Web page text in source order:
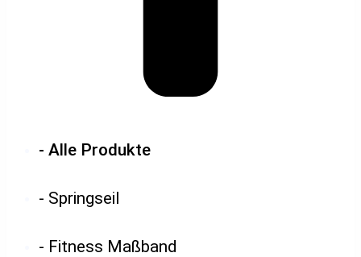
- Alle Produkte
- Springseil
- Fitness Maßband